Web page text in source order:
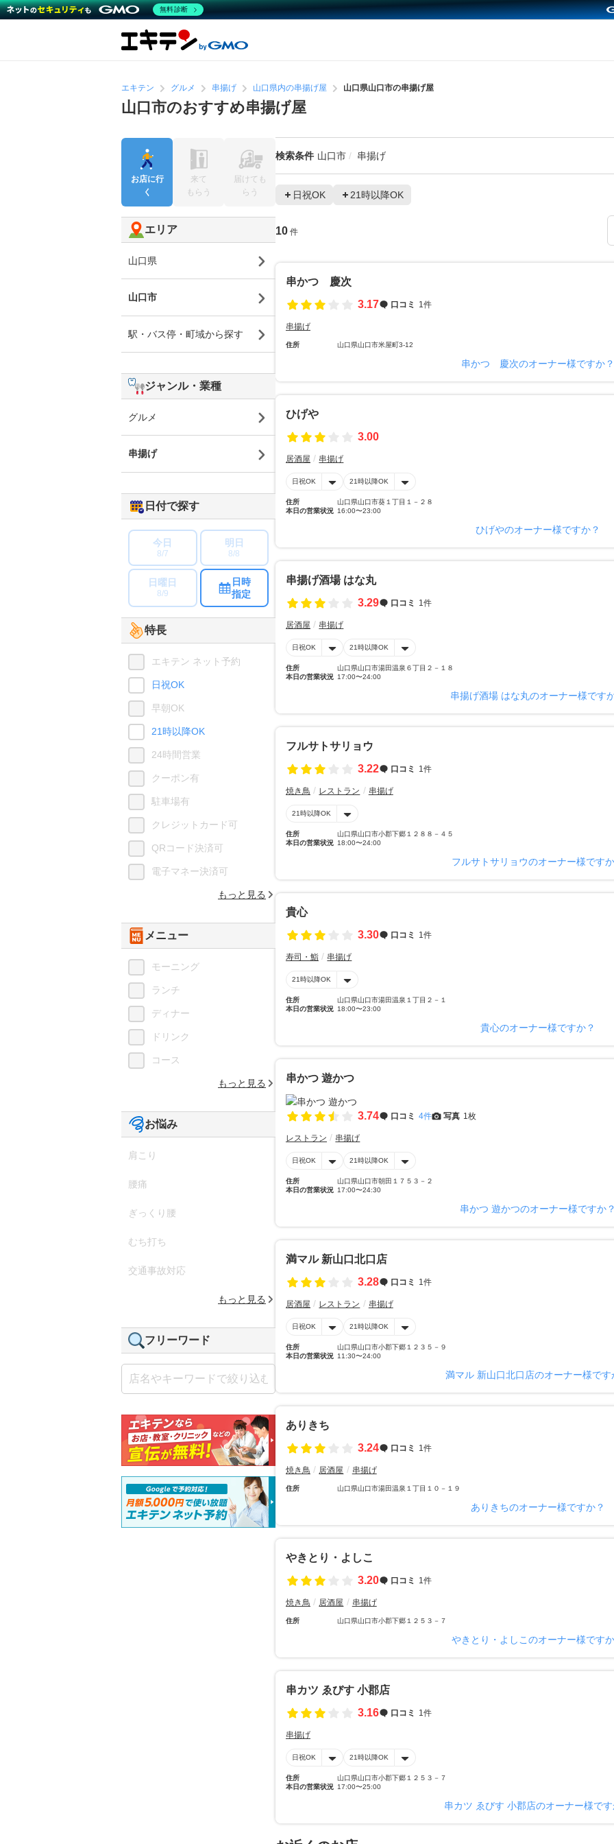
エキテン グルメ 串揚げ 山口県内の串揚げ屋 山口県山口市の串揚げ屋
山口市のおすすめ串揚げ屋
検索条件 山口市 串揚げ
日祝OK 21時以降OK
10 件
串かつ 慶次
3.17
口コミ 1件
串揚げ
住所 山口県山口市米屋町3-12
串かつ 慶次のオーナー様ですか？
ひげや
3.00
居酒屋 串揚げ
日祝OK 21時以降OK
住所
山口県山口市葵１丁目１－２８
本日の営業状況 16:00〜23:00
ひげやのオーナー様ですか？
串揚げ酒場 はな丸
3.29
口コミ 1件
居酒屋 串揚げ
日祝OK 21時以降OK
住所
山口県山口市湯田温泉６丁目２－１８
本日の営業状況 17:00〜24:00
串揚げ酒場 はな丸のオーナー様です
フルサトサリョウ
3.22
口コミ 1件
焼き鳥 レストラン 串揚げ
21時以降OK
住所
山口県山口市小郡下郷１２８８－４５
本日の営業状況 18:00〜24:00
フルサトサリョウのオーナー様です
貴心
3.30
口コミ 1件
寿司・鮨 串揚げ
21時以降OK
住所
山口県山口市湯田温泉１丁目２－１
本日の営業状況 18:00〜23:00
貴心のオーナー様ですか？
串かつ 遊かつ
3.74 口コミ 4件 写真 1枚
レストラン 串揚げ
日祝OK 21時以降OK
住所
山口県山口市朝田１７５３－２
本日の営業状況 17:00〜24:30
串かつ 遊かつのオーナー様ですか
満マル 新山口北口店
3.28
口コミ 1件
居酒屋 レストラン 串揚げ
日祝OK 21時以降OK
住所
山口県山口市小郡下郷１２３５－９
本日の営業状況 11:30〜24:00
満マル 新山口北口店のオーナー様です
ありきち
3.24
口コミ 1件
焼き鳥 居酒屋 串揚げ
住所 山口県山口市湯田温泉１丁目１０－１９
ありきちのオーナー様ですか？
やきとり・よしこ
3.20
口コミ 1件
焼き鳥 居酒屋 串揚げ
住所 山口県山口市小郡下郷１２５３－７
やきとり・よしこのオーナー様です
串カツ ゑびす 小郡店
3.16
口コミ 1件
串揚げ
日祝OK 21時以降OK
住所
山口県山口市小郡下郷１２５３－７
本日の営業状況 17:00〜25:00
串カツ ゑびす 小郡店のオーナー様で
お店に行
く
来て
もらう
届けても
らう
エリア
山口県
山口市
駅・バス停・町域から探す
ジャンル・業種
グルメ
串揚げ
日付で探す
今日
8/7
明日
8/8
日曜日
8/9
日時
指定
特長
エキテン ネット予約
日祝OK
早朝OK
21時以降OK
24時間営業
クーポン有
駐車場有
クレジットカード可
QRコード決済可
電子マネー決済可
もっと見る
メニュー
モーニング
ランチ
ディナー
ドリンク
コース
もっと見る
お悩み
肩こり
腰痛
ぎっくり腰
むち打ち
交通事故対応
もっと見る
フリーワード
無料診断